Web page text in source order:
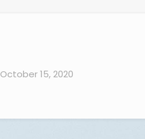
October 15, 2020